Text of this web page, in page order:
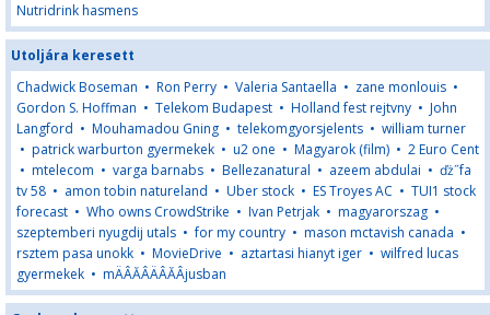
Nutridrink hasmens
Utoljára keresett
Chadwick Boseman • Ron Perry • Valeria Santaella • zane monlouis •
Gordon S. Hoffman • Telekom Budapest • Holland fest rejtvny • John
Langford • Mouhamadou Gning • telekomgyorsjelents • william turner
• patrick warburton gyermekek • u2 one • Magyarok (film) • 2 Euro Cent
• mtelecom • varga barnabs • Bellezanatural • azeem abdulai • ďż˝fa
tv 58 • amon tobin natureland • Uber stock • ES Troyes AC • TUI1 stock
forecast • Who owns CrowdStrike • Ivan Petrjak • magyarorszag •
szeptemberi nyugdij utals •for my country • mason mctavish canada •
rsztem pasa unokk • MovieDrive • aztartasi hianyt iger • wilfred lucas
gyermekek • mÄÂĂÂÄÂĂÂjusban